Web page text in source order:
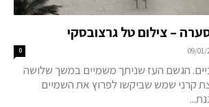
– צילום טל גרצובסקי
09/01/
0
הגשם העז שניתך משמיים במשך שלושה
קרני שמש שביקשו לפרוץ את השמיים